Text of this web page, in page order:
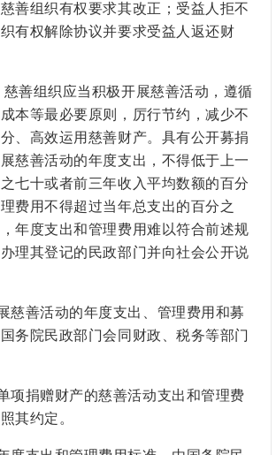
善组织有权要求其改正；受益人拒不
有权解除协议并要求受益人返还财
慈善组织应当积极开展慈善活动，遵循
本等最必要原则，厉行节约，减少不
、高效运用慈善财产。具有公开募捐
慈善活动的年度支出，不得低于上一
七十或者前三年收入平均数额的百分
费用不得超过当年总支出的百分之
年度支出和管理费用难以符合前述规
理其登记的民政部门并向社会公开说
慈善活动的年度支出、管理费用和募
务院民政部门会同财政、税务等部门
项捐赠财产的慈善活动支出和管理费
其约定。